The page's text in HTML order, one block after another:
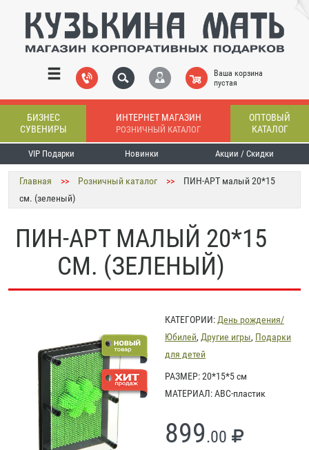
Ваша корзина
пустая
БИЗНЕС
СУВЕНИРЫ
ИНТЕРНЕТ МАГАЗИН
РОЗНИЧНЫЙ КАТАЛОГ
ОПТОВЫЙ
КАТАЛОГ
VIP Подарки Новинки Акции / Скидки
Главная >> Розничный каталог >>
ПИН-АРТ малый 20*15
см. (зеленый)
ПИН-АРТ МАЛЫЙ 20*15
СМ. (ЗЕЛЕНЫЙ)
КАТЕГОРИИ: День рождения/
Юбилей, Другие игры, Подарки
для детей
РАЗМЕР: 20*15*5 см
МАТЕРИАЛ: АВС-пластик
899.00